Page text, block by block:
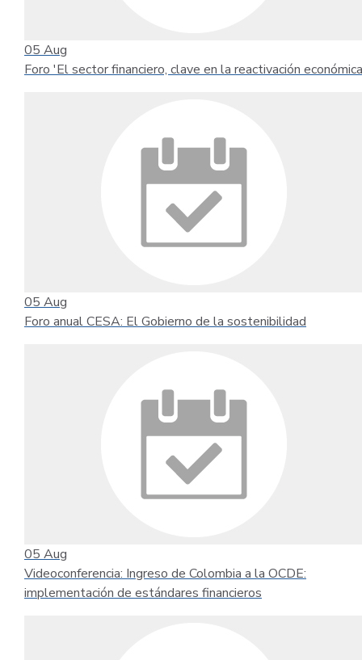
05 Aug
Foro 'El sector financiero, clave en la reactivación
05 Aug
Foro anual CESA: El Gobierno de la sostenibilidad
05 Aug
Videoconferencia: Ingreso de Colombia a la OCDE:
implementación de estándares financieros